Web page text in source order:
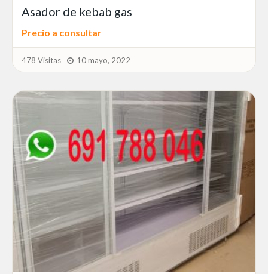
Asador de kebab gas
Precio a consultar
478 Visitas 10 mayo, 2022